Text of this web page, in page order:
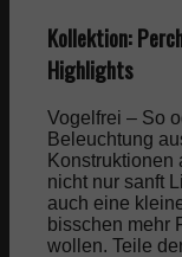
Kollektion:
Highlights
Vogelfrei – So
Beleuchtung
Konstruktionen
nicht nur sanft
auch eine
bisschen mehr
wollen. Teile